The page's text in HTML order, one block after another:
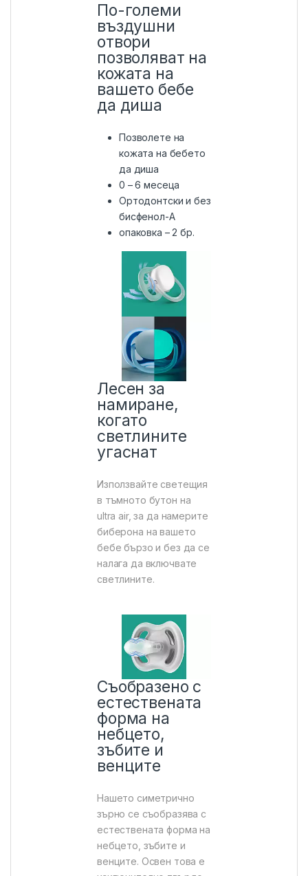
По-големи
въздушни
отвори
позволяват на
кожата на
вашето бебе
да диша
Позволете на
кожата на бебето
да диша
0 – 6 месеца
Ортодонтски и без
бисфенол-А
опаковка – 2 бр.
Лесен за
намиране,
когато
светлините
угаснат
Използвайте светещия
в тъмното бутон на
ultra air, за да намерите
биберона на вашето
бебе бързо и без да се
налага да включвате
светлините.
Съобразено с
естествената
форма на
небцето,
зъбите и
венците
Нашето симетрично
зърно се съобразява с
естествената форма на
небцето, зъбите и
венците. Освен това е